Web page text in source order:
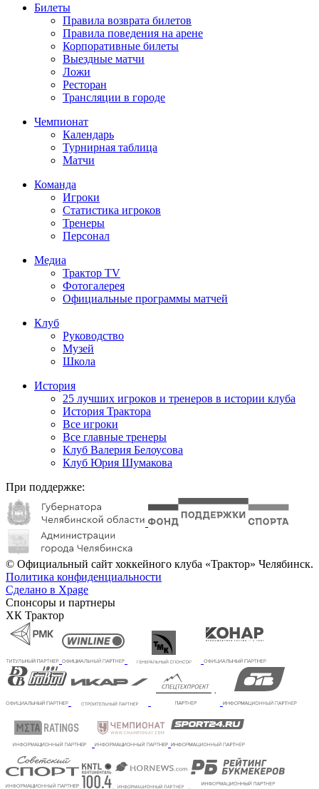
Билеты
Правила возврата билетов
Правила поведения на арене
Корпоративные билеты
Выездные матчи
Ложи
Ресторан
Трансляции в городе
Чемпионат
Календарь
Турнирная таблица
Матчи
Команда
Игроки
Статистика игроков
Тренеры
Персонал
Медиа
Трактор TV
Фотогалерея
Официальные программы матчей
Клуб
Руководство
Музей
Школа
История
25 лучших игроков и тренеров в истории клуба
История Трактора
Все игроки
Все главные тренеры
Клуб Валерия Белоусова
Клуб Юрия Шумакова
При поддержке:
© Официальный сайт хоккейного клуба «Трактор» Челябинск.
Политика конфиденциальности
Сделано в Xpage
Спонсоры и партнеры
ХК Трактор